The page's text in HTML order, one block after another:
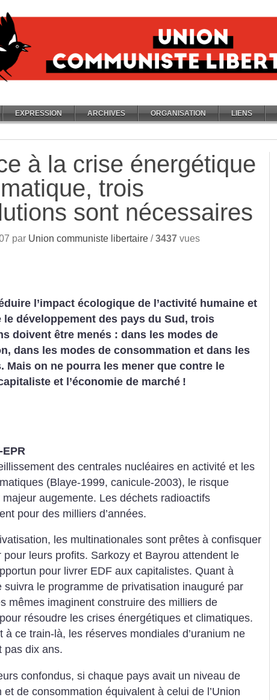
EXPRESSION ARCHIVES ORGANISATION LIENS
à la crise énergétique
trois
sont nécessaires
par Union communiste libertaire /3437 vues
l’impact écologique de l’activité humaine et
le développement des pays du Sud, trois
doivent être menés : dans les modes de
dans les modes de consommation et dans les
Mais on ne pourra les mener que contre le
et l’économie de marché !
des centrales nucléaires en activité et les
(Blaye-1999, canicule-2003), le risque
majeur augemente. Les déchets radioactifs
pour des milliers d’années.
les multinationales sont prêtes à confisquer
pour leurs profits. Sarkozy et Bayrou attendent le
pour livrer EDF aux capitalistes. Quant à
suivra le programme de privatisation inauguré par
mêmes imaginent construire des milliers de
résoudre les crises énergétiques et climatiques.
à ce train-là, les réserves mondiales d’uranium ne
pas dix ans.
confondus, si chaque pays avait un niveau de
et de consommation équivalent à celui de l’Union